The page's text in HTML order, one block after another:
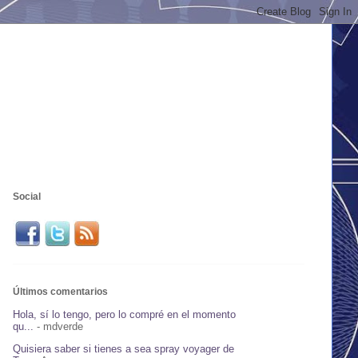
Social
Últimos comentarios
Hola, sí lo tengo, pero lo compré en el momento
qu...
- mdverde
Quisiera saber si tienes a sea spray voyager de